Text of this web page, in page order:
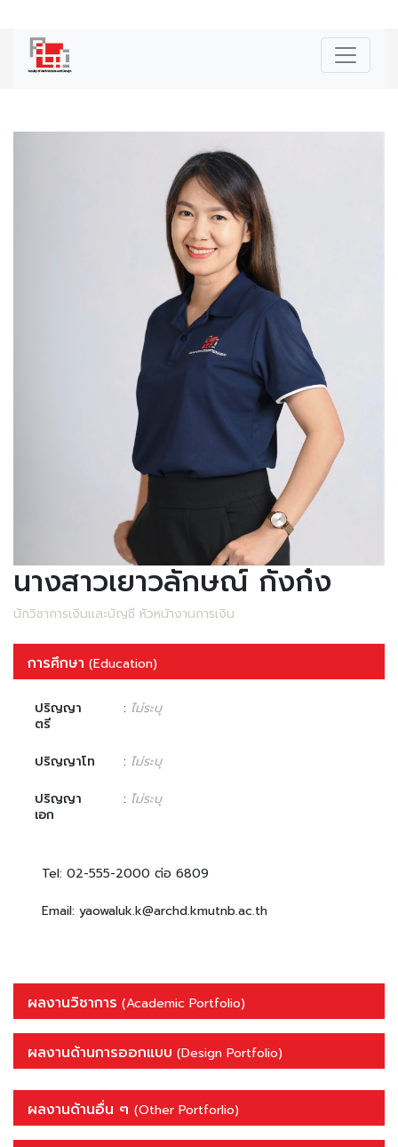
นางสาวเยาวลักษณ์ กังก๋ง
นักวิชาการเงินและบัญชี หัวหน้างานการเงิน
การศึกษา (Education)
ปริญญา
ตรี
: ไม่ระบุ
ปริญญาโท : ไม่ระบุ
ปริญญา
เอก
: ไม่ระบุ
Tel: 02-555-2000 ต่อ 6809
Email: yaowaluk.k@archd.kmutnb.ac.th
ผลงานวิชาการ (Academic Portfolio)
ผลงานด้านการออกแบบ (Design Portfolio)
ผลงานด้านอื่น ๆ (Other Portforlio)